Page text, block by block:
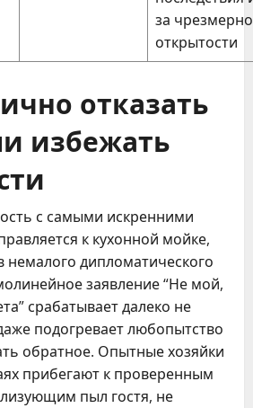
за
открытости
отказать
избежать
с самыми искренними
к кухонной мойке,
немалого дипломатического
заявление “Не мой,
срабатывает далеко не
подогревает любопытство
обратное. Опытные хозяйки
прибегают к проверенным
пыл гостя, не